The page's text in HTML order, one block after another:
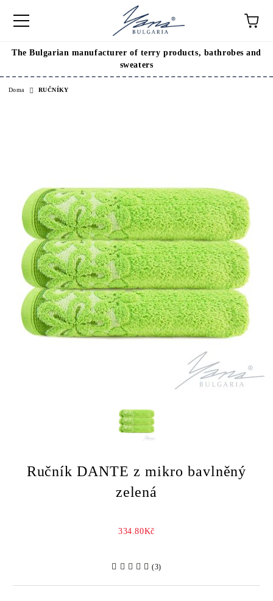
The Bulgarian manufacturer of terry products, bathrobes and
sweaters
Doma RUČNÍKY
Ručník DANTE z mikro bavlněný
zelená
334.80Kč
(3)